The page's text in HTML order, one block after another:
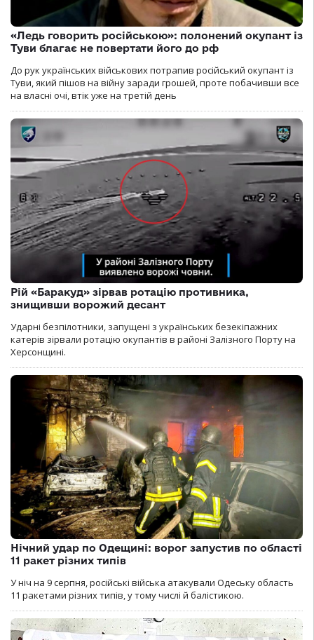
«Ледь говорить російською»: полонений окупант із
Туви благає не повертати його до рф
До рук українських військових потрапив російський окупант із
Туви, який пішов на війну заради грошей, проте побачивши все
на власні очі, втік уже на третій день
Рій «Баракуд» зірвав ротацію противника,
знищивши ворожий десант
Ударні безпілотники, запущені з українських безекіпажних
катерів зірвали ротацію окупантів в районі Залізного Порту на
Херсонщині.
Нічний удар по Одещині: ворог запустив по області
11 ракет різних типів
У ніч на 9 серпня, російські війська атакували Одеську область
11 ракетами різних типів, у тому числі й балістикою.